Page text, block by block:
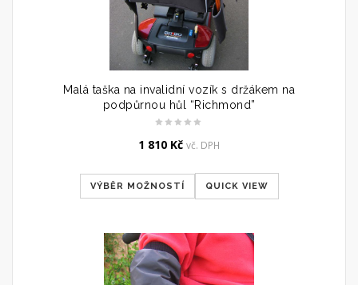
Malá taška na invalidní vozík s držákem na
podpůrnou hůl “Richmond”
1 810 Kč vč. DPH
VÝBĚR MOŽNOSTÍ QUICK VIEW